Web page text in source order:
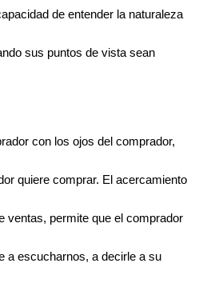
de entender la naturaleza
sus puntos de vista sean
con los ojos del comprador,
quiere comprar. El acercamiento
ventas, permite que el comprador
a escucharnos, a decirle a su